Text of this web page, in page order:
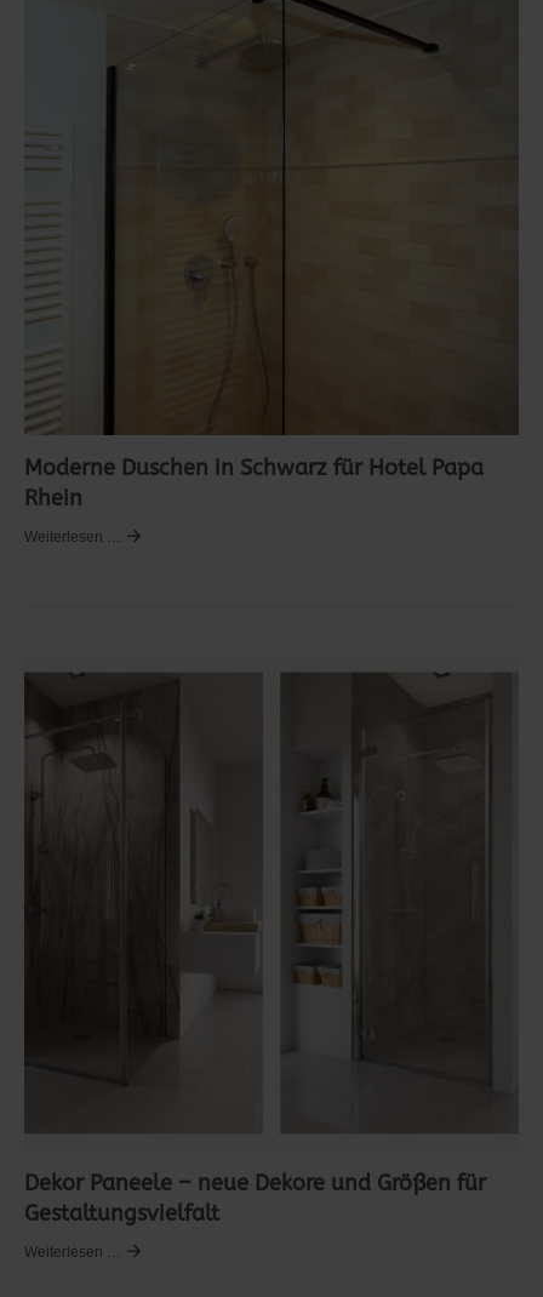
Moderne Duschen in Schwarz für Hotel Papa
Rhein
Weiterlesen …
Dekor Paneele – neue Dekore und Größen für
Gestaltungsvielfalt
Weiterlesen …